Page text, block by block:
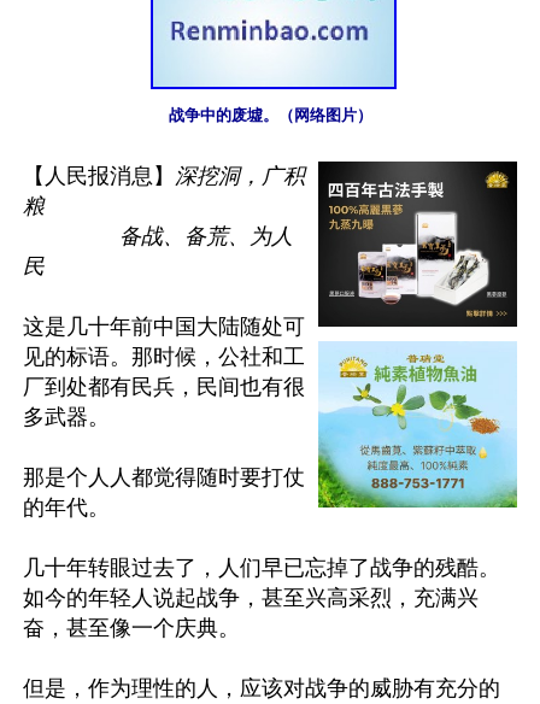
战争中的废墟。（网络图片）
【人民报消息】 深挖洞，广积
粮
民
这是几十年前中国大陆随处可
见的标语。那时候，公社和工
厂到处都有民兵，民间也有很
多武器。
那是个人人都觉得随时要打仗
的年代。
几十年转眼过去了，人们早已忘掉了战争的残酷。
如今的年轻人说起战争，甚至兴高采烈，充满兴
奋，甚至像一个庆典。
但是，作为理性的人，应该对战争的威胁有充分的